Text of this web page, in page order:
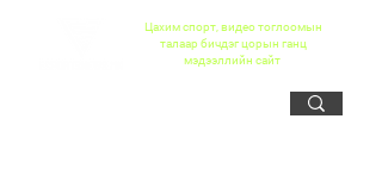
Цахим спорт, видео тоглоомын
талаар бичдэг цорын ганц
мэдээллийн сайт